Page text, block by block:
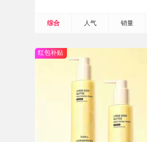
综合 人气 销量
红包补贴